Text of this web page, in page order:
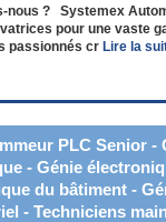
nous ? Systemex
pour une vaste
passionnés cr Lire la
PLC Senior -
- Génie
du bâtiment -
- Techniciens